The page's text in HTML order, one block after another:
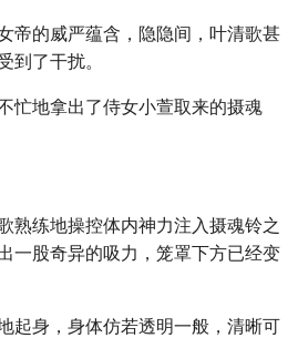
帝的威严蕴含，隐隐间，叶清歌甚
到了干扰。
忙地拿出了侍女小萱取来的摄魂
熟练地操控体内神力注入摄魂铃之
一股奇异的吸力，笼罩下方已经变
起身，身体仿若透明一般，清晰可